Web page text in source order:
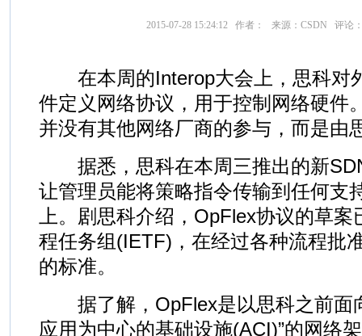
2015-07-28 15:24:12 作者： 来源：CSDN 评论
在本周的Interop大会上，思科对
件定义网络协议，用于控制网络硬件
并没有其他网络厂商的参与，而是由
据悉，思科在本周三推出的新
让管理员能将策略指令传输到任何支
上。剧思科介绍，OpFlex协议的草
程任务组(IETF)，在经过各种流程批
的标准。
据了解，OpFlex是以思科之前面
应用为中心的基础设施(ACI)”的网络